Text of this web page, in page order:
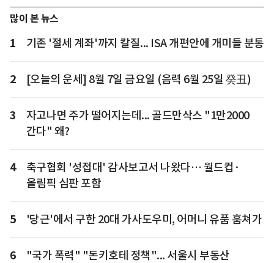
많이 본 뉴스
1 기존 '절세 계좌'까지 칼질... ISA 개편안에 개미들 분통
2 [오늘의 운세] 8월 7일 금요일 (음력 6월 25일 癸丑)
3
자고나면 주가 떨어지는데... 골드만삭스 "1만2000
간다" 왜?
4
축구협회 '성접대' 감사보고서 나왔다… 월드컵·
올림픽 심판 포함
5 '당근'에서 구한 20대 가사도우미, 어머니 유품 훔쳐가
6
"국가 폭력" "돈키호테 정책"... 서울시 부동산